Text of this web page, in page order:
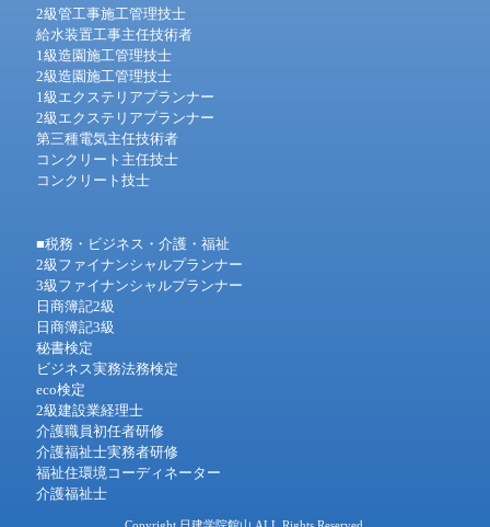
2級管工事施工管理技士
給水装置工事主任技術者
1級造園施工管理技士
2級造園施工管理技士
1級エクステリアプランナー
2級エクステリアプランナー
第三種電気主任技術者
コンクリート主任技士
コンクリート技士
■税務・ビジネス・介護・福祉
2級ファイナンシャルプランナー
3級ファイナンシャルプランナー
日商簿記2級
日商簿記3級
秘書検定
ビジネス実務法務検定
eco検定
2級建設業経理士
介護職員初任者研修
介護福祉士実務者研修
福祉住環境コーディネーター
介護福祉士